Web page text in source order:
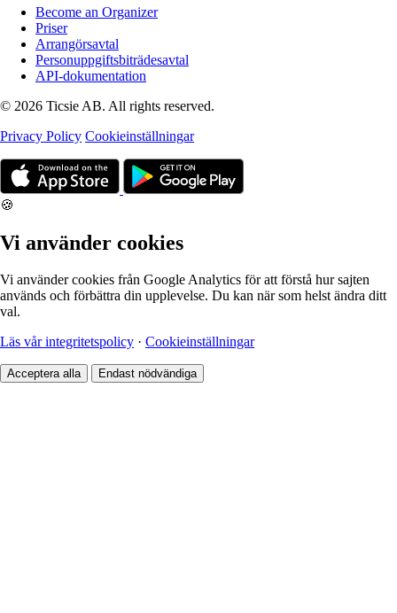
Become an Organizer
Priser
Arrangörsavtal
Personuppgiftsbiträdesavtal
API-dokumentation
© 2026 Ticsie AB. All rights reserved.
Privacy Policy Cookieinställningar
🍪
Vi använder cookies
Vi använder cookies från Google Analytics för att förstå hur sajten
används och förbättra din upplevelse. Du kan när som helst ändra ditt
val.
Läs vår integritetspolicy · Cookieinställningar
Acceptera alla Endast nödvändiga